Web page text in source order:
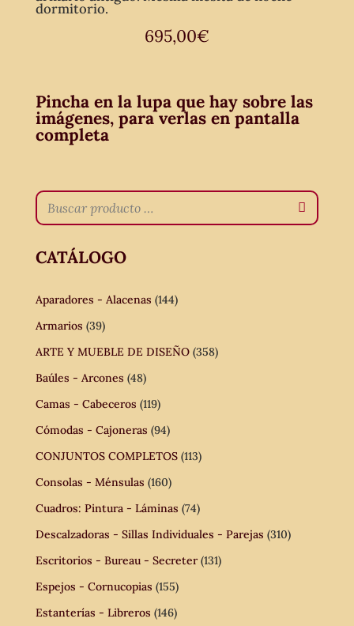
dormitorio.
695,00€
Pincha en la lupa que hay sobre las
imágenes, para verlas en pantalla
completa
CATÁLOGO
Aparadores - Alacenas (144)
Armarios (39)
ARTE Y MUEBLE DE DISEÑO (358)
Baúles - Arcones (48)
Camas - Cabeceros (119)
Cómodas - Cajoneras (94)
CONJUNTOS COMPLETOS (113)
Consolas - Ménsulas (160)
Cuadros: Pintura - Láminas (74)
Descalzadoras - Sillas Individuales - Parejas (310)
Escritorios - Bureau - Secreter (131)
Espejos - Cornucopias (155)
Estanterías - Libreros (146)